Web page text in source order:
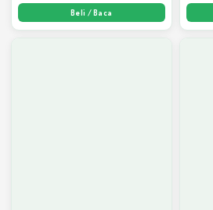
Beli / Baca